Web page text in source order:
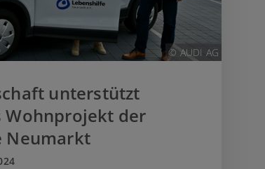
© AUDI AG
unterstützt
Wohnprojekt der
Neumarkt